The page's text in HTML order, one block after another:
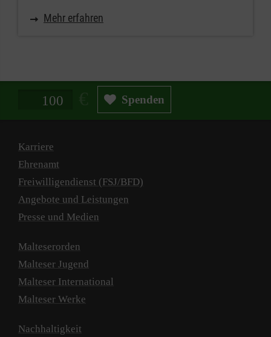
Mehr erfahren
Spendenbetrag in Euro Spenden
Karriere
Ehrenamt
Freiwilligendienst (FSJ/BFD)
Angebote und Leistungen
Presse und Medien
Malteserorden
Malteser Jugend
Malteser International
Malteser Werke
Nachhaltigkeit